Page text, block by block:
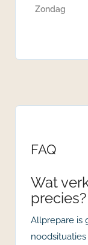
Zondag
FAQ
Wat
precies?
Allprepare is